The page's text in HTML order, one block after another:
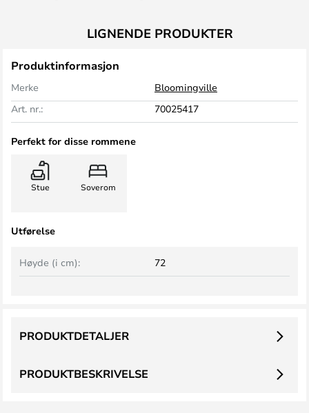
LIGNENDE PRODUKTER
Produktinformasjon
Merke
Bloomingville
Art. nr.:
70025417
Perfekt for disse rommene
Stue Soverom
Utførelse
Høyde (i cm): 72
PRODUKTBESKRIVELSE
PRODUKTDETALJER